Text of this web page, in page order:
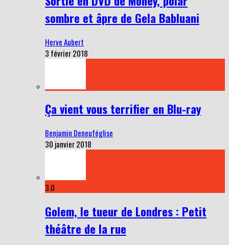
sombre et âpre de Gela Babluani
Herve Aubert
3 février 2018
Ça vient vous terrifier en Blu-ray
Benjamin Deneuféglise
30 janvier 2018
3.0
Golem, le tueur de Londres : Petit
théâtre de la rue